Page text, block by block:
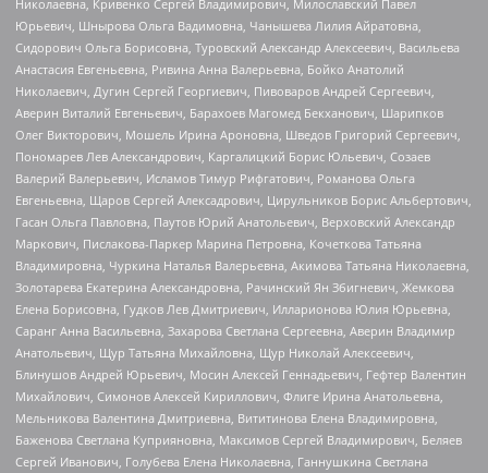
Николаевна, Кривенко Сергей Владимирович, Милославский Павел
Юрьевич, Шнырова Ольга Вадимовна, Чанышева Лилия Айратовна,
Сидорович Ольга Борисовна, Туровский Александр Алексеевич, Васильева
Анастасия Евгеньевна, Ривина Анна Валерьевна, Бойко Анатолий
Николаевич, Дугин Сергей Георгиевич, Пивоваров Андрей Сергеевич,
Аверин Виталий Евгеньевич, Барахоев Магомед Бекханович, Шарипков
Олег Викторович, Мошель Ирина Ароновна, Шведов Григорий Сергеевич,
Пономарев Лев Александрович, Каргалицкий Борис Юльевич, Созаев
Валерий Валерьевич, Исламов Тимур Рифгатович, Романова Ольга
Евгеньевна, Щаров Сергей Алексадрович, Цирульников Борис Альбертович,
Гасан Ольга Павловна, Паутов Юрий Анатольевич, Верховский Александр
Маркович, Пислакова-Паркер Марина Петровна, Кочеткова Татьяна
Владимировна, Чуркина Наталья Валерьевна, Акимова Татьяна Николаевна,
Золотарева Екатерина Александровна, Рачинский Ян Збигневич, Жемкова
Елена Борисовна, Гудков Лев Дмитриевич, Илларионова Юлия Юрьевна,
Саранг Анна Васильевна, Захарова Светлана Сергеевна, Аверин Владимир
Анатольевич, Щур Татьяна Михайловна, Щур Николай Алексеевич,
Блинушов Андрей Юрьевич, Мосин Алексей Геннадьевич, Гефтер Валентин
Михайлович, Симонов Алексей Кириллович, Флиге Ирина Анатольевна,
Мельникова Валентина Дмитриевна, Вититинова Елена Владимировна,
Баженова Светлана Куприяновна, Максимов Сергей Владимирович, Беляев
Сергей Иванович, Голубева Елена Николаевна, Ганнушкина Светлана